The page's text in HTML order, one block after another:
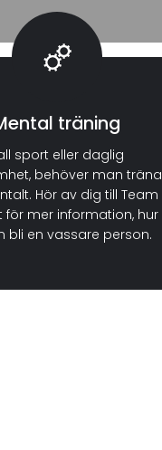
träning
sport eller daglig
behöver man träna
Hör av dig till Team
för mer information, hur
bli en vassare person.